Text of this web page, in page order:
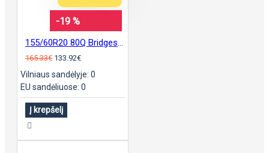
-19 %
165.33€ 133.92€
Vilniaus sandėlyje: 0
EU sandėliuose: 0
Į krepšelį